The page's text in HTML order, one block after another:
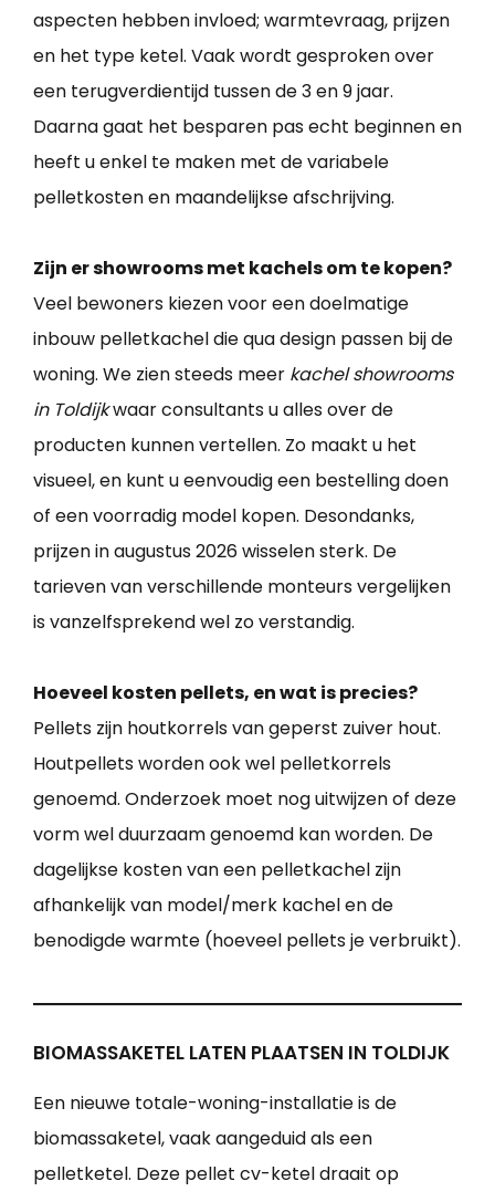
aspecten hebben invloed; warmtevraag, prijzen
en het type ketel. Vaak wordt gesproken over
een terugverdientijd tussen de 3 en 9 jaar.
Daarna gaat het besparen pas echt beginnen en
heeft u enkel te maken met de variabele
pelletkosten en maandelijkse afschrijving.
Zijn er showrooms met kachels om te kopen?
Veel bewoners kiezen voor een doelmatige
inbouw pelletkachel die qua design passen bij de
woning. We zien steeds meer kachel showrooms
in Toldijkwaar consultants u alles over de
producten kunnen vertellen. Zo maakt u het
visueel, en kunt u eenvoudig een bestelling doen
of een voorradig model kopen. Desondanks,
prijzen in augustus 2026 wisselen sterk. De
tarieven van verschillende monteurs vergelijken
is vanzelfsprekend wel zo verstandig.
Hoeveel kosten pellets, en wat is precies?
Pellets zijn houtkorrels van geperst zuiver hout.
Houtpellets worden ook wel pelletkorrels
genoemd. Onderzoek moet nog uitwijzen of deze
vorm wel duurzaam genoemd kan worden. De
dagelijkse kosten van een pelletkachel zijn
afhankelijk van model/merk kachel en de
benodigde warmte (hoeveel pellets je verbruikt).
BIOMASSAKETEL LATEN PLAATSEN IN TOLDIJK
Een nieuwe totale-woning-installatie is de
biomassaketel, vaak aangeduid als een
pelletketel. Deze pellet cv-ketel draait op